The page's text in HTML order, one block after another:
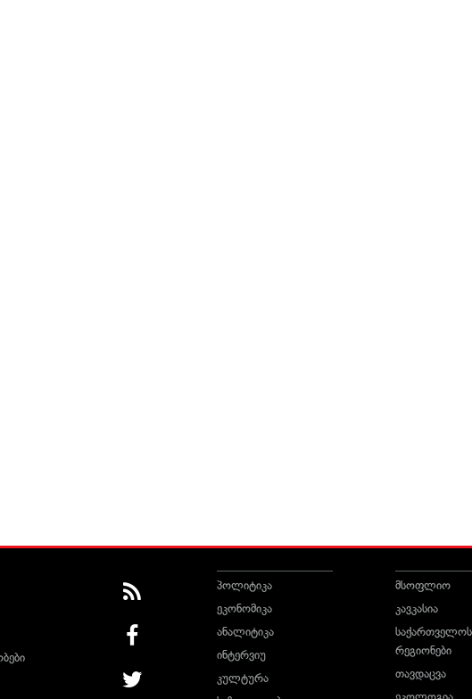
პოლიტიკა
ეკონომიკა
ანალიტიკა
ინტერვიუ
კულტურა
მსოფლიო
კავკასია
საქართველოს
რეგიონები
თავდაცვა